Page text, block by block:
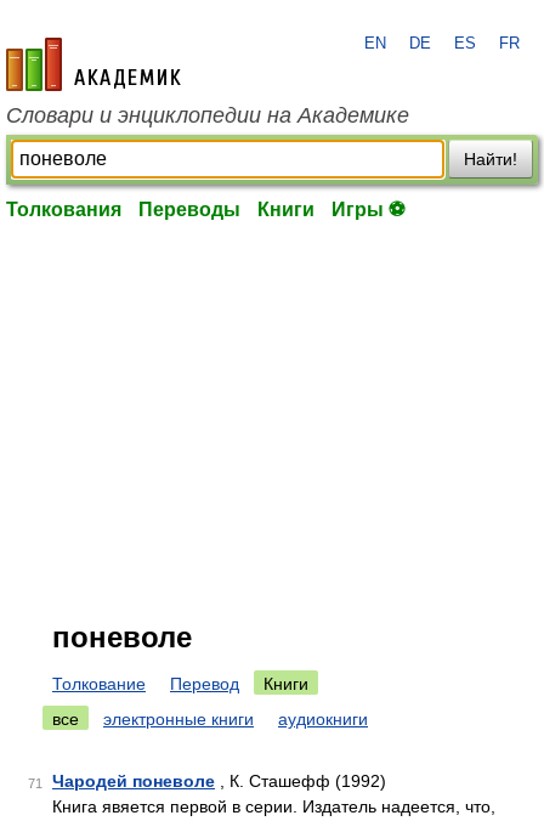
academic.ru
EN DE ES FR
Словари и энциклопедии на Академике
Найти!
Толкования Переводы Книги Игры ⚽
поневоле
Толкование Перевод
Книги
все
электронные книги аудиокниги
71 Чародей поневоле , К. Сташефф (1992)
Книга явяется первой в серии. Издатель надеется, что,